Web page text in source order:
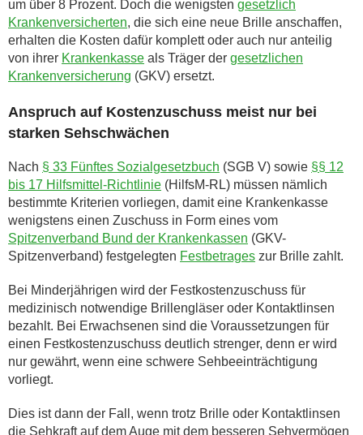
um über 8 Prozent. Doch die wenigsten gesetzlich
Krankenversicherten, die sich eine neue Brille anschaffen,
erhalten die Kosten dafür komplett oder auch nur anteilig
von ihrer Krankenkasse als Träger der gesetzlichen
Krankenversicherung (GKV) ersetzt.
Anspruch auf Kostenzuschuss meist nur bei
starken Sehschwächen
Nach § 33 Fünftes Sozialgesetzbuch (SGB V) sowie §§ 12
bis 17 Hilfsmittel-Richtlinie (HilfsM-RL) müssen nämlich
bestimmte Kriterien vorliegen, damit eine Krankenkasse
wenigstens einen Zuschuss in Form eines vom
Spitzenverband Bund der Krankenkassen (GKV-
Spitzenverband) festgelegten Festbetrages zur Brille zahlt.
Bei Minderjährigen wird der Festkostenzuschuss für
medizinisch notwendige Brillengläser oder Kontaktlinsen
bezahlt. Bei Erwachsenen sind die Voraussetzungen für
einen Festkostenzuschuss deutlich strenger, denn er wird
nur gewährt, wenn eine schwere Sehbeeinträchtigung
vorliegt.
Dies ist dann der Fall, wenn trotz Brille oder Kontaktlinsen
die Sehkraft auf dem Auge mit dem besseren Sehvermögen